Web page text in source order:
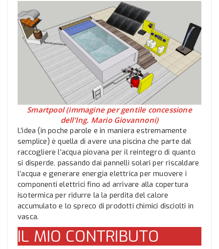
Smartpool (immagine per gentile concessione
dell’Ing. Mario Giovannoni)
L’idea (in poche parole e in maniera estremamente
semplice) è quella di avere una piscina che parte dal
raccogliere l’acqua piovana per il reintegro di quanto
si disperde, passando dai pannelli solari per riscaldare
l’acqua e generare energia elettrica per muovere i
componenti elettrici fino ad arrivare alla copertura
isotermica per ridurre la la perdita del calore
accumulato e lo spreco di prodotti chimici disciolti in
vasca.
IL MIO CONTRIBUTO